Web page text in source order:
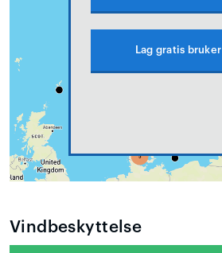
Lag gratis bruker
Vindbeskyttelse